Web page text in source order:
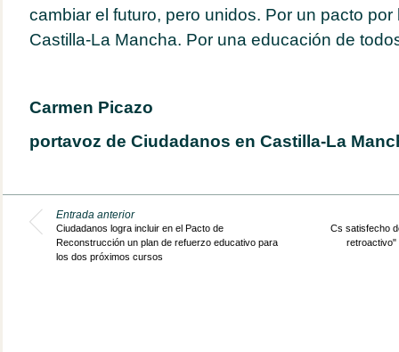
cambiar el futuro, pero unidos. Por un pacto
Castilla-La Mancha. Por una educación de
Carmen Picazo
portavoz de Ciudadanos en Castilla-La
Entrada anterior
Ciudadanos logra incluir en el Pacto de
Reconstrucción un plan de refuerzo educativo para
los dos próximos cursos
Cs satisfecho
retroactivo"